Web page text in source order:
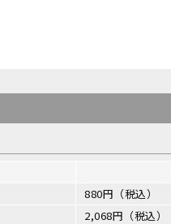
880円（税込）
2,068円（税込）